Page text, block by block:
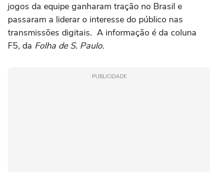
jogos da equipe ganharam tração no Brasil e
passaram a liderar o interesse do público nas
transmissões digitais. A informação é da coluna
F5, da Folha de S. Paulo.
PUBLICIDADE